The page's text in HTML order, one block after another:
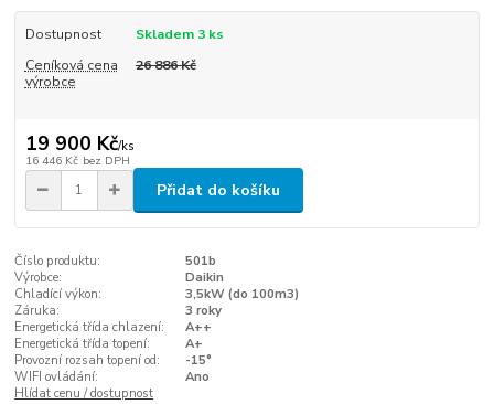
Dostupnost
Skladem 3 ks
Ceníková cena
výrobce
26 886 Kč
19 900 Kč/ks
16 446 Kč bez DPH
Přidat do košíku
Číslo produktu:
501b
Výrobce:
Daikin
Chladící výkon:
3,5kW (do 100m3)
Záruka:
3 roky
Energetická třída chlazení:
A++
Energetická třída topení:
A+
Provozní rozsah topení od:
-15°
WIFI ovládání:
Ano
Hlídat cenu / dostupnost